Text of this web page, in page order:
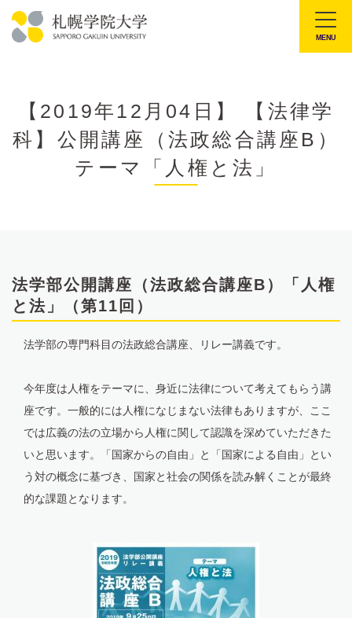
文
ー大
MENU
【2019年12月04日】 【法律学
科】公開講座（法政総合講座B）
テーマ「人権と法」
法学部公開講座（法政総合講座B）「人権
と法」（第11回）
法学部の専門科目の法政総合講座、リレー講義です。
今年度は人権をテーマに、身近に法律について考えてもらう講
座です。一般的には人権になじまない法律もありますが、ここ
では広義の法の立場から人権に関して認識を深めていただきた
いと思います。「国家からの自由」と「国家による自由」とい
う対の概念に基づき、国家と社会の関係を読み解くことが最終
的な課題となります。